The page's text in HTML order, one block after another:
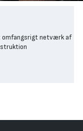
omfangsrigt netværk af